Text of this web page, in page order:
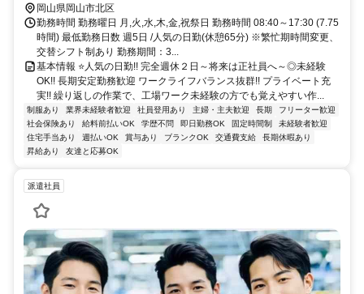
岡山県岡山市北区
勤務時間 勤務曜日 月,火,水,木,金,祝祭日 勤務時間 08:40～17:30 (7.75
時間) 最低勤務日数 週5日 /人気の日勤(休憩65分) ※繁忙期時間変更、
交替シフト制あり 勤務期間：3...
基本情報 ⭐人気の日勤!! 完全週休２日～将来は正社員へ～◎未経験
OK!! 長期安定勤務歓迎 ワークライフバランス抜群!! プライベート充
実!! 繰り返しの作業で、工場ワーク未経験の方でも覚えやすい作...
制服あり 業界未経験者歓迎 社員登用あり 主婦・主夫歓迎 長期
フリーター歓迎
社会保険あり
給料前払いOK 学歴不問 即日勤務OK 固定時間制
未経験者歓迎
住宅手当あり
週払いOK 賞与あり ブランクOK 交通費支給
長期休暇あり
昇給あり
友達と応募OK
派遣社員